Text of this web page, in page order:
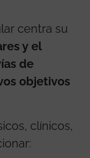
centra su
y el
de
objetivos
clínicos,